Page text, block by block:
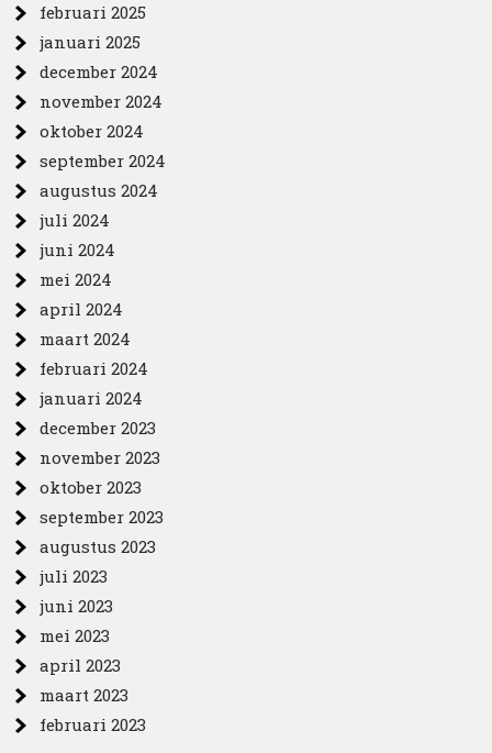
februari 2025
januari 2025
december 2024
november 2024
oktober 2024
september 2024
augustus 2024
juli 2024
juni 2024
mei 2024
april 2024
maart 2024
februari 2024
januari 2024
december 2023
november 2023
oktober 2023
september 2023
augustus 2023
juli 2023
juni 2023
mei 2023
april 2023
maart 2023
februari 2023